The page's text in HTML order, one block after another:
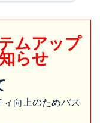
ムアップ
らせ
向上のためパス